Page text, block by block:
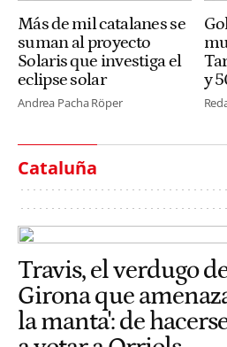
Más de mil catalanes se
suman al proyecto
Solaris que investiga el
eclipse solar
Andrea Pacha Röper
y
Cataluña
Travis, el verdugo
Girona que
la manta': de